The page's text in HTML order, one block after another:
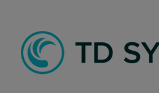
BLOG TD SYNNEX